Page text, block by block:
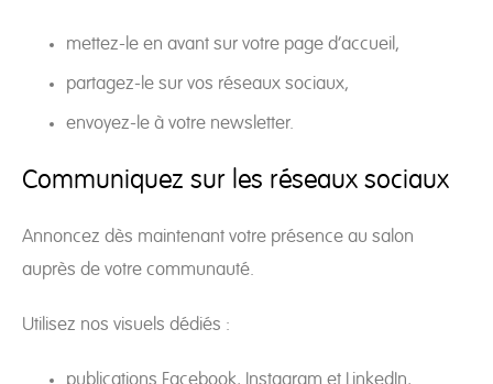
mettez-le en avant sur votre page d’accueil,
partagez-le sur vos réseaux sociaux,
envoyez-le à votre newsletter.
Communiquez sur les réseaux sociaux
Annoncez dès maintenant votre présence au salon
auprès de votre communauté.
Utilisez nos visuels dédiés :
publications Facebook, Instagram et LinkedIn,